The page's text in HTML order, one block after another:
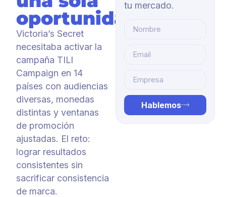
oportunidad.
Victoria’s Secret
necesitaba activar la
campaña TILI
Campaign en 14
países con audiencias
diversas, monedas
distintas y ventanas
de promoción
ajustadas. El reto:
lograr resultados
consistentes sin
sacrificar consistencia
de marca.
tu mercado.
Hablemos